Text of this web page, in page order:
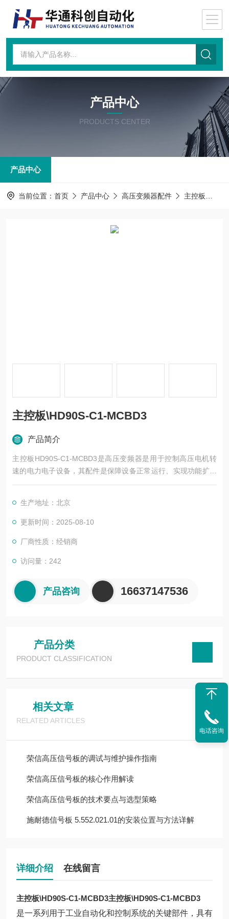
产品中心
PRODUCTS CENTER
产品中心
当前位置： 首页 产品中心 高压变频器配件 主控板
主控板\HD90S-C1-MCBD3
产品简介
主控板HD90S-C1-MCBD3是高压变频器是用于控制高压电机转
速的电力电子设备，其配件是保障设备正常运行、实现功能扩展
及维护维修的重要组成部分。这些配件种类繁多，涵盖了功率变
生产地址：北京
更新时间：2025-08-10
厂商性质：经销商
访问量：242
产品咨询 16637147536
产品分类
PRODUCT CLASSIFICATION
相关文章
RELATED ARTICLES
荣信高压信号板的调试与维护操作指南
荣信高压信号板的核心作用解读
荣信高压信号板的技术要点与选型策略
施耐德信号板 5.552.021.01的安装位置与方法详解
详细介绍 在线留言
主控板\HD90S-C1-MCBD3主控板\HD90S-C1-MCBD3
是一系列用于工业自动化和控制系统的关键部件，具有
电话咨询